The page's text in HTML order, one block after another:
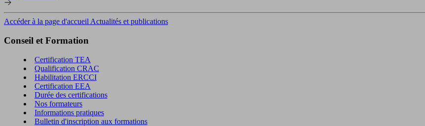
Accéder à la page d'accueil Actualités et publications
Conseil et Formation
Certification TEA
Qualification CRAC
Habilitation ERCCI
Certification EEA
Durée des certifications
Nos formateurs
Informations pratiques
Bulletin d'inscription aux formations